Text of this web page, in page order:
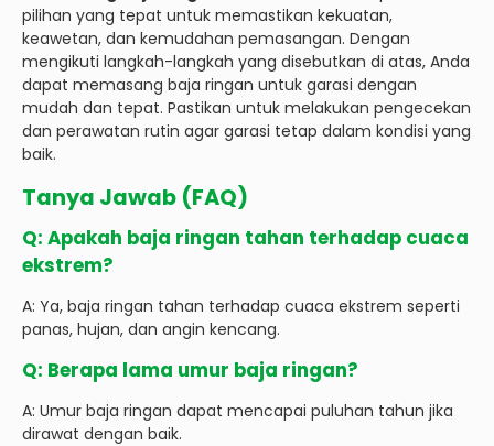
pilihan yang tepat untuk memastikan kekuatan,
keawetan, dan kemudahan pemasangan. Dengan
mengikuti langkah-langkah yang disebutkan di atas, Anda
dapat memasang baja ringan untuk garasi dengan
mudah dan tepat. Pastikan untuk melakukan pengecekan
dan perawatan rutin agar garasi tetap dalam kondisi yang
baik.
Tanya Jawab (FAQ)
Q: Apakah baja ringan tahan terhadap cuaca
ekstrem?
A: Ya, baja ringan tahan terhadap cuaca ekstrem seperti
panas, hujan, dan angin kencang.
Q: Berapa lama umur baja ringan?
A: Umur baja ringan dapat mencapai puluhan tahun jika
dirawat dengan baik.